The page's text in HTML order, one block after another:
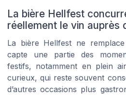
La bière Hellfest
réellement le vin auprès
La bière Hellfest ne
capte une partie des
festifs, notamment en plein
curieux, qui reste souvent
d’autres occasions plus